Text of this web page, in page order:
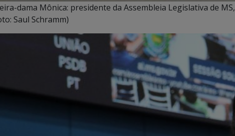
dama Mônica: presidente da Assembleia Legislativa de MS,
Saul Schramm)